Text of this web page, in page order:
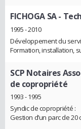
FICHOGA SA-
1995 - 2010
Développement du
Formation, installation,
SCP Notaires
de copropriété
1993 - 1995
Syndic de copropriété :
Gestion d’un parc de 20